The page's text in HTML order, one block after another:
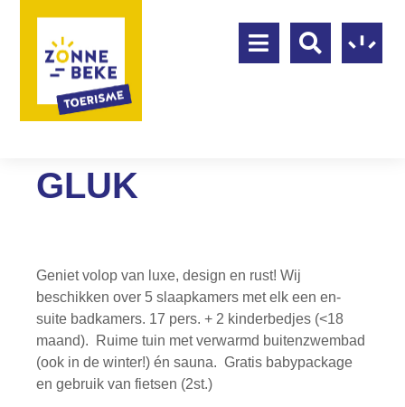
GLUK
Geniet volop van luxe, design en rust! Wij
beschikken over 5 slaapkamers met elk een en-
suite badkamers. 17 pers. + 2 kinderbedjes (<18
maand). Ruime tuin met verwarmd buitenzwembad
(ook in de winter!) én sauna. Gratis babypackage
en gebruik van fietsen (2st.)